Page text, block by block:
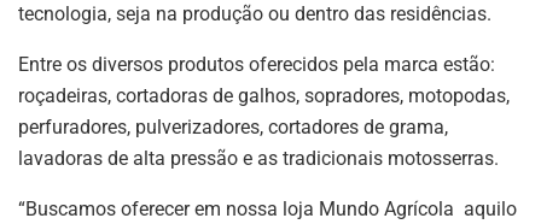
tecnologia, seja na produção ou dentro das residências.
Entre os diversos produtos oferecidos pela marca estão:
roçadeiras, cortadoras de galhos, sopradores, motopodas,
perfuradores, pulverizadores, cortadores de grama,
lavadoras de alta pressão e as tradicionais motosserras.
“Buscamos oferecer em nossa loja Mundo Agrícola aquilo